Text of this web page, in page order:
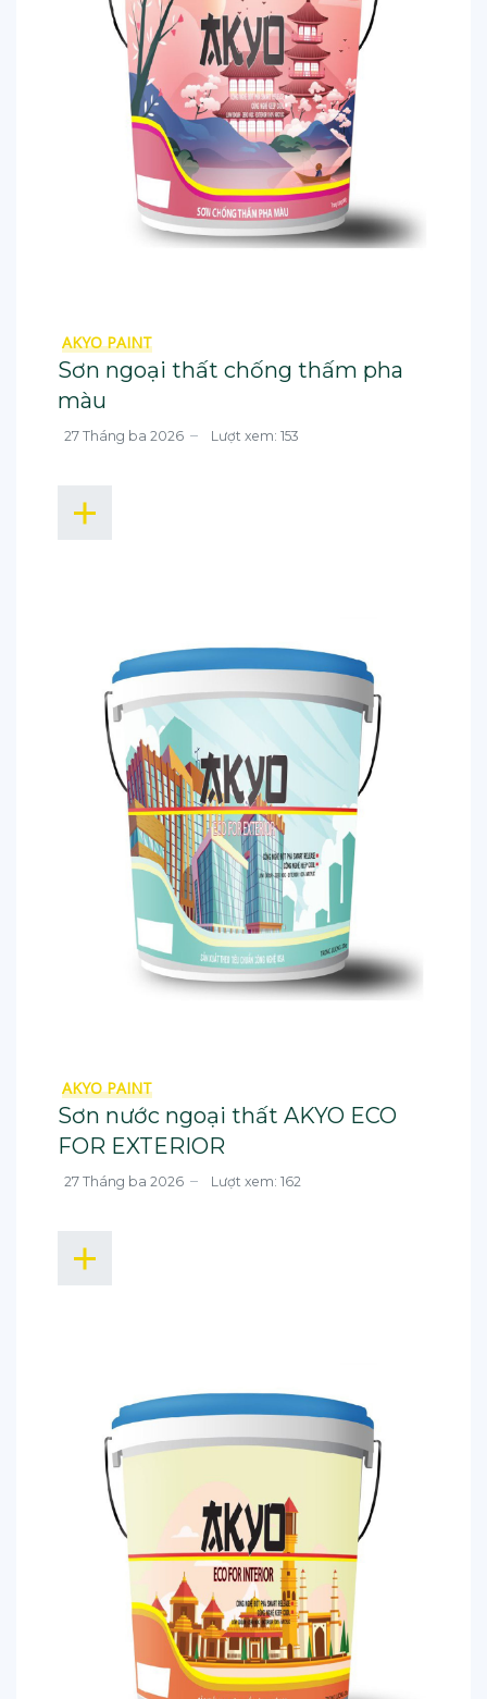
AKYO PAINT
Sơn ngoại thất chống thấm pha
màu
27 Tháng ba 2026 Lượt xem: 153
AKYO PAINT
Sơn nước ngoại thất AKYO ECO
FOR EXTERIOR
27 Tháng ba 2026 Lượt xem: 162